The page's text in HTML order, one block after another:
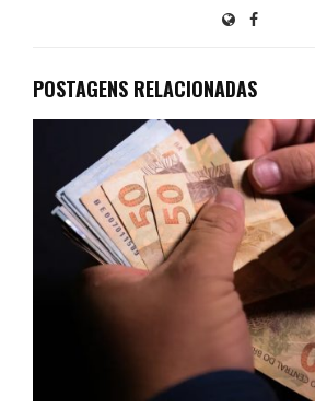
POSTAGENS RELACIONADAS